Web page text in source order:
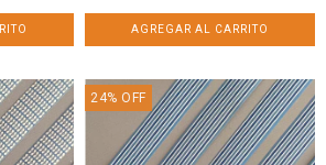
24% OFF